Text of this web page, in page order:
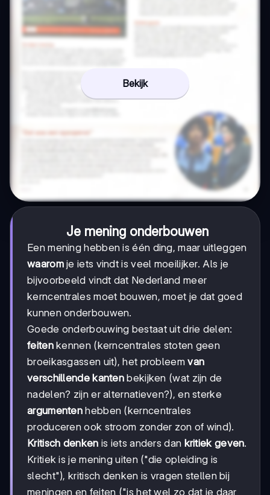
Bekijk
Je mening onderbouwen
Een mening hebben is één ding, maar uitleggen
waaromje iets vindt is veel moeilijker. Als je
bijvoorbeeld vindt dat Nederland meer
kerncentrales moet bouwen, moet je dat goed
kunnen onderbouwen.
Goede onderbouwing bestaat uit drie delen:
feitenkennen (kerncentrales stoten geen
broeikasgassen uit), het probleemvan
verschillende kanten bekijken (wat zijn de
nadelen? zijn er alternatieven?), en sterke
argumenten hebben (kerncentrales
produceren ook stroom zonder zon of wind).
Kritisch denken is iets anders dan kritiek geven.
Kritiek is je mening uiten ("die opleiding is
slecht"), kritisch denken is vragen stellen bij
meningen en feiten ("is het wel zo dat je daar